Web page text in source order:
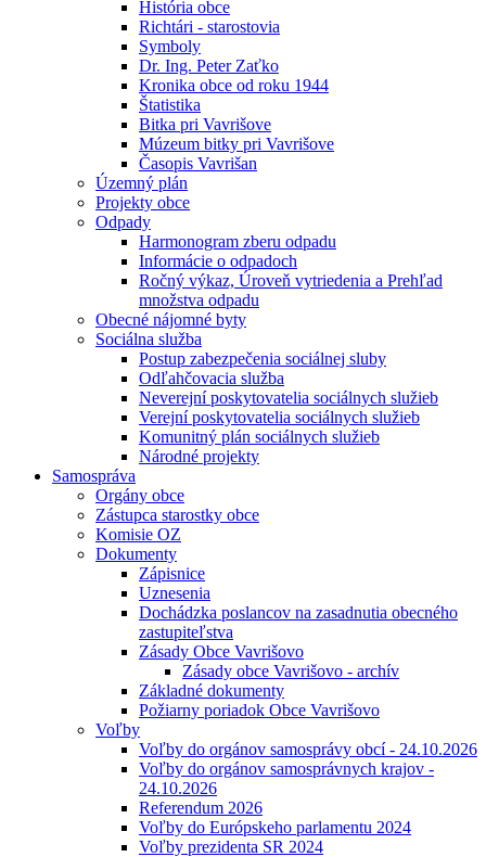
História obce
Richtári - starostovia
Symboly
Dr. Ing. Peter Zaťko
Kronika obce od roku 1944
Štatistika
Bitka pri Vavrišove
Múzeum bitky pri Vavrišove
Časopis Vavrišan
Územný plán
Projekty obce
Odpady
Harmonogram zberu odpadu
Informácie o odpadoch
Ročný výkaz, Úroveň vytriedenia a Prehľad
množstva odpadu
Obecné nájomné byty
Sociálna služba
Postup zabezpečenia sociálnej sluby
Odľahčovacia služba
Neverejní poskytovatelia sociálnych služieb
Verejní poskytovatelia sociálnych služieb
Komunitný plán sociálnych služieb
Národné projekty
Samospráva
Orgány obce
Zástupca starostky obce
Komisie OZ
Dokumenty
Zápisnice
Uznesenia
Dochádzka poslancov na zasadnutia obecného
zastupiteľstva
Zásady Obce Vavrišovo
Zásady obce Vavrišovo - archív
Základné dokumenty
Požiarny poriadok Obce Vavrišovo
Voľby
Voľby do orgánov samosprávy obcí - 24.10.2026
Voľby do orgánov samosprávnych krajov -
24.10.2026
Referendum 2026
Voľby do Európskeho parlamentu 2024
Voľby prezidenta SR 2024